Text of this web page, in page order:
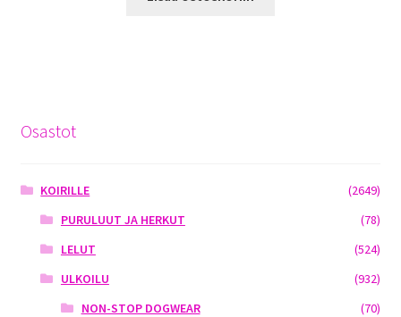
Osastot
KOIRILLE
(2649)
PURULUUT JA HERKUT
(78)
LELUT
(524)
ULKOILU
(932)
NON-STOP DOGWEAR
(70)